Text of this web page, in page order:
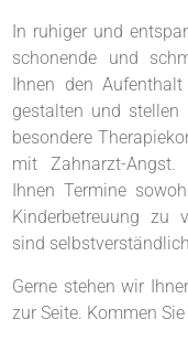
In ruhiger und
schonende und
Ihnen den
gestalten und
besondere
mit Zahnarzt-Angst.
Ihnen Termine
Kinderbetreuung zu
sind
Gerne stehen wir
zur Seite. Kommen